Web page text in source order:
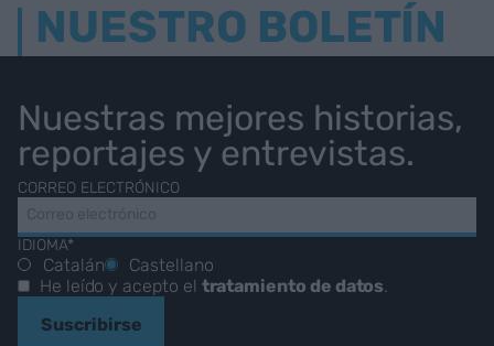
NUESTRO BOLETÍN
Nuestras mejores historias,
reportajes y entrevistas.
CORREO ELECTRÓNICO
IDIOMA*
Catalán
Castellano
He leído y acepto el tratamiento de datos.
Suscribirse